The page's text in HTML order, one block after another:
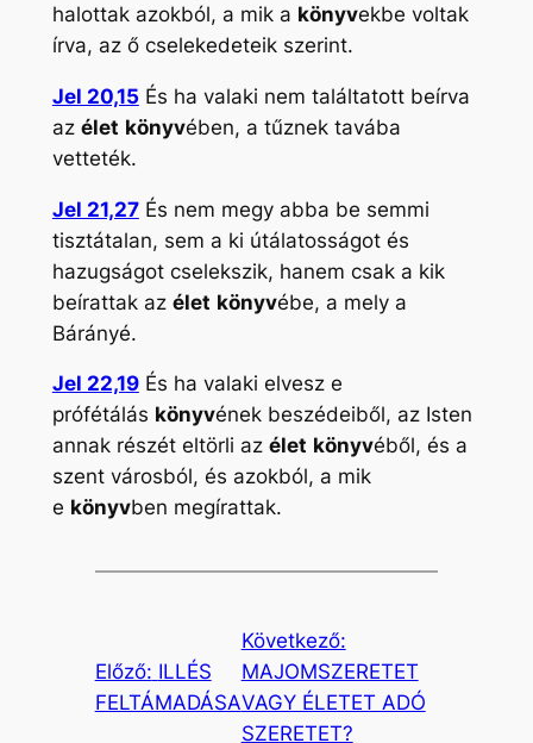
halottak azokból, a mik a könyvekbe voltak
írva, az ő cselekedeteik szerint.
Jel 20,15És ha valaki nem találtatott beírva
az élet könyvében, a tűznek tavába
vetteték.
Jel 21,27És nem megy abba be semmi
tisztátalan, sem a ki útálatosságot és
hazugságot cselekszik, hanem csak a kik
beírattak az élet könyvébe, a mely a
Bárányé.
Jel 22,19És ha valaki elvesz e
prófétálás könyvének beszédeiből, az Isten
annak részét eltörli az élet könyvéből, és a
szent városból, és azokból, a mik
e könyvben megírattak.
Előző: ILLÉS
FELTÁMADÁSA
Következő:
MAJOMSZERETET
VAGY ÉLETET ADÓ
SZERETET?